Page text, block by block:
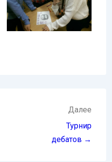
Далее
Турнир
дебатов →